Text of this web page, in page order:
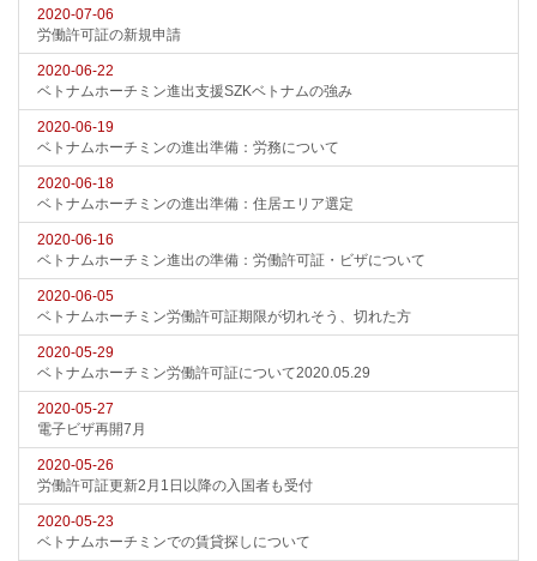
2020-07-06
労働許可証の新規申請
2020-06-22
ベトナムホーチミン進出支援SZKベトナムの強み
2020-06-19
ベトナムホーチミンの進出準備：労務について
2020-06-18
ベトナムホーチミンの進出準備：住居エリア選定
2020-06-16
ベトナムホーチミン進出の準備：労働許可証・ビザについて
2020-06-05
ベトナムホーチミン労働許可証期限が切れそう、切れた方
2020-05-29
ベトナムホーチミン労働許可証について2020.05.29
2020-05-27
電子ビザ再開7月
2020-05-26
労働許可証更新2月1日以降の入国者も受付
2020-05-23
ベトナムホーチミンでの賃貸探しについて